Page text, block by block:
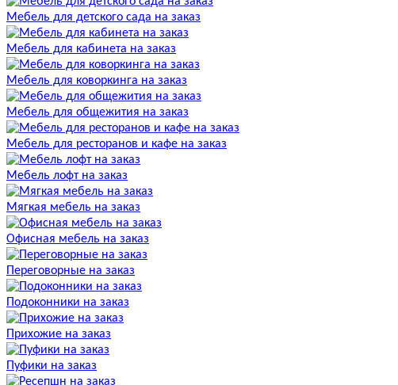
Мебель для детского сада на заказ
Мебель для кабинета на заказ
Мебель для коворкинга на заказ
Мебель для общежития на заказ
Мебель для ресторанов и кафе на заказ
Мебель лофт на заказ
Мягкая мебель на заказ
Офисная мебель на заказ
Переговорные на заказ
Подоконники на заказ
Прихожие на заказ
Пуфики на заказ